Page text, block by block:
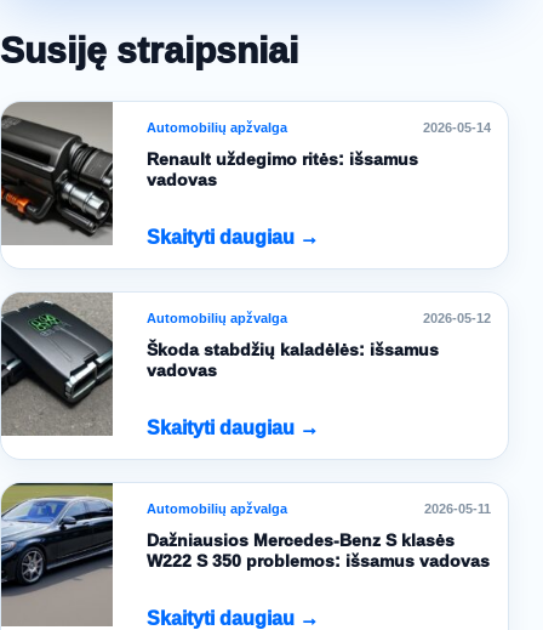
Susiję straipsniai
Automobilių apžvalga 2026-05-14
Renault uždegimo ritės: išsamus
vadovas
Skaityti daugiau →
Automobilių apžvalga 2026-05-12
Škoda stabdžių kaladėlės: išsamus
vadovas
Skaityti daugiau →
Automobilių apžvalga 2026-05-11
Dažniausios Mercedes-Benz S klasės
W222 S 350 problemos: išsamus vadovas
Skaityti daugiau →